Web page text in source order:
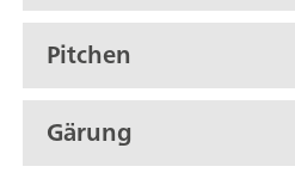
Pitchen
Gärung